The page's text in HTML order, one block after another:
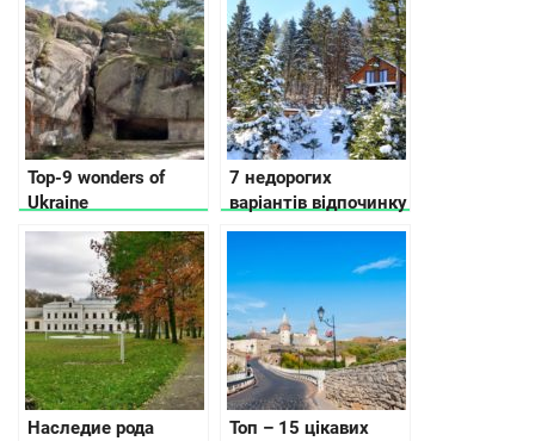
Top-9 wonders of
Ukraine
7 недорогих
варіантів відпочинку
в Карпатах
Наследие рода
Топ – 15 цікавих